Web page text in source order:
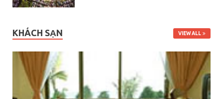
KHÁCH SẠN VIEW ALL